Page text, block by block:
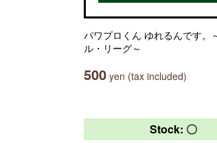
パワプロくん ゆれるんです。
ル・リーグ～
500 yen (tax included)
Stock: 〇